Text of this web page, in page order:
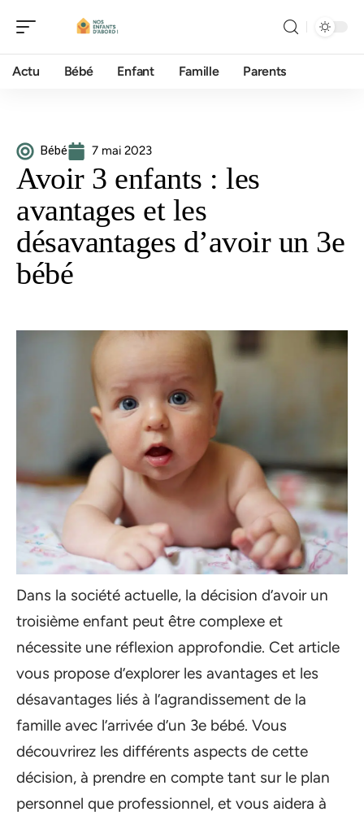
Actu Bébé Enfant Famille Parents
Bébé 7 mai 2023
Avoir 3 enfants : les
avantages et les
désavantages d’avoir un 3e
bébé
Dans la société actuelle, la décision d’avoir un
troisième enfant peut être complexe et
nécessite une réflexion approfondie. Cet article
vous propose d’explorer les avantages et les
désavantages liés à l’agrandissement de la
famille avec l’arrivée d’un 3e bébé. Vous
découvrirez les différents aspects de cette
décision, à prendre en compte tant sur le plan
personnel que professionnel, et vous aidera à